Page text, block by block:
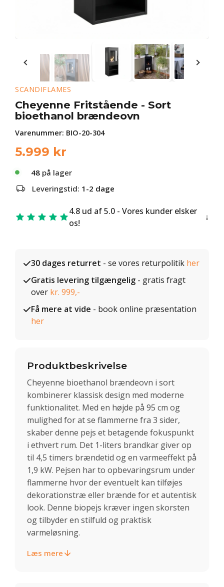
SCANDIFLAMES
Cheyenne Fritstående - Sort
bioethanol brændeovn
Varenummer: BIO-20-304
5.999 kr
48 på lager
Leveringstid: 1-2 dage
4.8 ud af 5.0 - Vores kunder elsker
os!
30 dages returret - se vores returpolitik her
Gratis levering tilgængelig - gratis fragt
over kr. 999,-
Få mere at vide - book online præsentation
her
Produktbeskrivelse
Cheyenne bioethanol brændeovn i sort
kombinerer klassisk design med moderne
funktionalitet. Med en højde på 95 cm og
mulighed for at se flammerne fra 3 sider,
skaber denne pejs et betagende fokuspunkt
i ethvert rum. Det 1-liters brandkar giver op
til 4,5 timers brændetid og en varmeeffekt på
1,9 kW. Pejsen har to opbevaringsrum under
flammerne hvor der eventuelt kan tilføjes
dekorationstræ eller brænde for et autentisk
look. Denne biopejs kræver ingen skorsten
og tilbyder en stilfuld og praktisk
varmeløsning.
Læs mere